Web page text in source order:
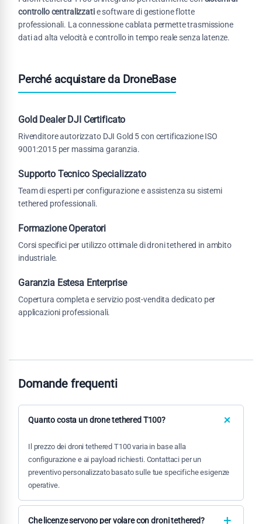
controllo centralizzatie software di gestione flotte
professionali. La connessione cablata permette trasmissione
dati ad alta velocità e controllo in tempo reale senza latenze.
Perché acquistare da DroneBase
Gold Dealer DJI Certificato
Rivenditore autorizzato DJI Gold 5 con certificazione ISO
9001:2015 per massima garanzia.
Supporto Tecnico Specializzato
Team di esperti per configurazione e assistenza su sistemi
tethered professionali.
Formazione Operatori
Corsi specifici per utilizzo ottimale di droni tethered in ambito
industriale.
Garanzia Estesa Enterprise
Copertura completa e servizio post-vendita dedicato per
applicazioni professionali.
Domande frequenti
Quanto costa un drone tethered T100?
Il prezzo dei droni tethered T100 varia in base alla
configurazione e ai payload richiesti. Contattaci per un
preventivo personalizzato basato sulle tue specifiche esigenze
operative.
Che licenze servono per volare con droni tethered?